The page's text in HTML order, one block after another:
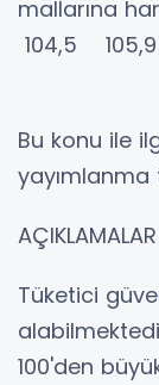
mallarına
104,5
Bu konu ile
AÇIKLAMALAR
Tüketici
100'den